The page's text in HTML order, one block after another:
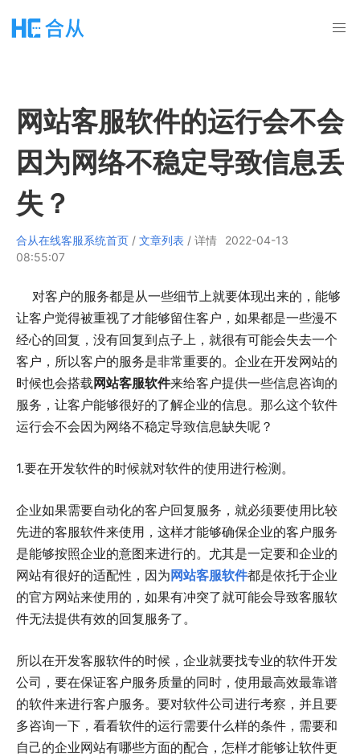
网站客服软件的运行会不会
因为网络不稳定导致信息丢
失？
合从在线客服系统首页 / 文章列表 / 详情
2022-04-13
08:55:07
对客户的服务都是从一些细节上就要体现出来的，能够
让客户觉得被重视了才能够留住客户，如果都是一些漫不
经心的回复，没有回复到点子上，就很有可能会失去一个
客户，所以客户的服务是非常重要的。企业在开发网站的
时候也会搭载 网站客服软件来给客户提供一些信息咨询的
服务，让客户能够很好的了解企业的信息。那么这个软件
运行会不会因为网络不稳定导致信息缺失呢？
1.要在开发软件的时候就对软件的使用进行检测。
企业如果需要自动化的客户回复服务，就必须要使用比较
先进的客服软件来使用，这样才能够确保企业的客户服务
是能够按照企业的意图来进行的。尤其是一定要和企业的
网站有很好的适配性，因为 网站客服软件都是依托于企业
的官方网站来使用的，如果有冲突了就可能会导致客服软
件无法提供有效的回复服务了。
所以在开发客服软件的时候，企业就要找专业的软件开发
公司，要在保证客户服务质量的同时，使用最高效最靠谱
的软件来进行客户服务。要对软件公司进行考察，并且要
多咨询一下，看看软件的运行需要什么样的条件，需要和
自己的企业网站有哪些方面的配合，怎样才能够让软件更